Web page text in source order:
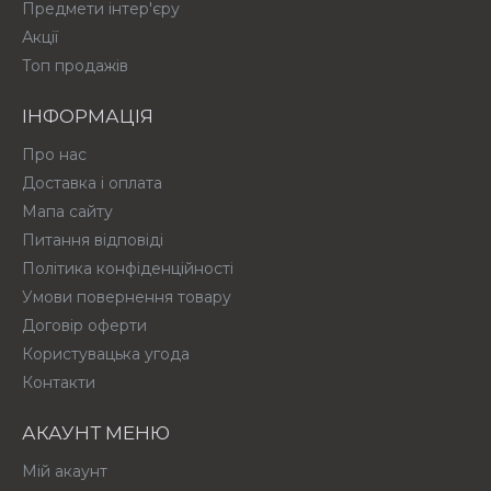
Предмети інтер'єру
Акції
Топ продажів
ІНФОРМАЦІЯ
Про нас
Доставка і оплата
Мапа сайту
Питання відповіді
Політика конфіденційності
Умови повернення товару
Договір оферти
Користувацька угода
Контакти
АКАУНТ МЕНЮ
Мій акаунт